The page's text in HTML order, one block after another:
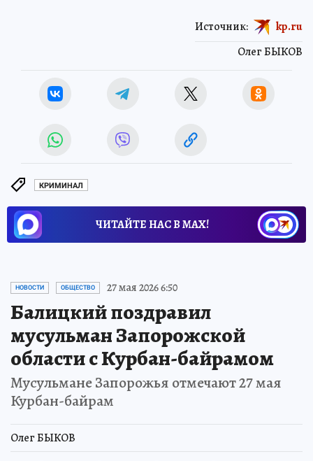
Олег БЫКОВ
Источник: kp.ru
КРИМИНАЛ
ЧИТАЙТЕ НАС В МАХ!
НОВОСТИ ОБЩЕСТВО 27 мая 2026 6:50
Балицкий поздравил
мусульман Запорожской
области с Курбан-байрамом
Мусульмане Запорожья отмечают 27 мая
Курбан-байрам
Олег БЫКОВ